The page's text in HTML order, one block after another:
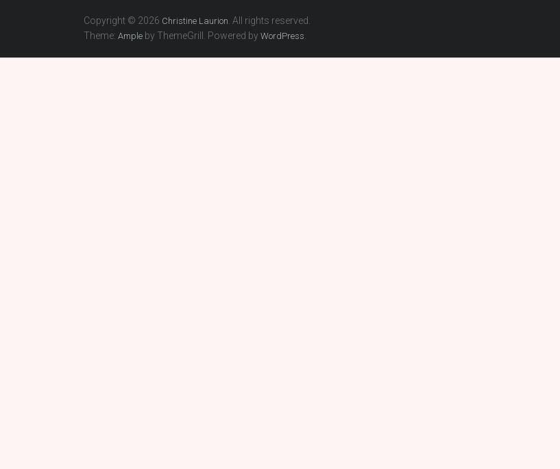
Copyright © 2026 Christine Laurion . All rights reserved.
Theme: Ample by ThemeGrill. Powered by WordPress